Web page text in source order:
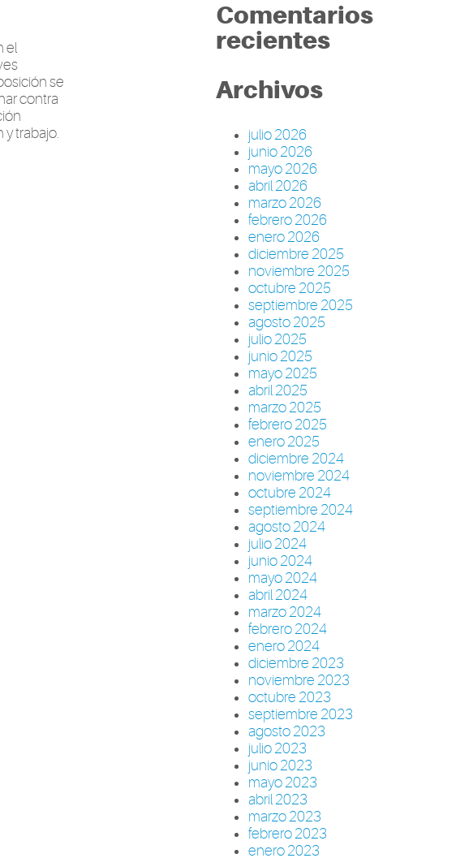
el
se
contra
y trabajo.
Comentarios
recientes
Archivos
julio 2026
junio 2026
mayo 2026
abril 2026
marzo 2026
febrero 2026
enero 2026
diciembre 2025
noviembre 2025
octubre 2025
septiembre 2025
agosto 2025
julio 2025
junio 2025
mayo 2025
abril 2025
marzo 2025
febrero 2025
enero 2025
diciembre 2024
noviembre 2024
octubre 2024
septiembre 2024
agosto 2024
julio 2024
junio 2024
mayo 2024
abril 2024
marzo 2024
febrero 2024
enero 2024
diciembre 2023
noviembre 2023
octubre 2023
septiembre 2023
agosto 2023
julio 2023
junio 2023
mayo 2023
abril 2023
marzo 2023
febrero 2023
enero 2023